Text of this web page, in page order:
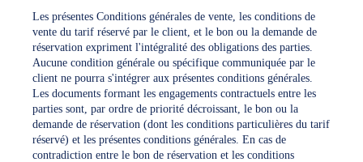
Les présentes Conditions générales de vente, les conditions de
vente du tarif réservé par le client, et le bon ou la demande de
réservation expriment l'intégralité des obligations des parties.
Aucune condition générale ou spécifique communiquée par le
client ne pourra s'intégrer aux présentes conditions générales.
Les documents formant les engagements contractuels entre les
parties sont, par ordre de priorité décroissant, le bon ou la
demande de réservation (dont les conditions particulières du tarif
réservé) et les présentes conditions générales. En cas de
contradiction entre le bon de réservation et les conditions